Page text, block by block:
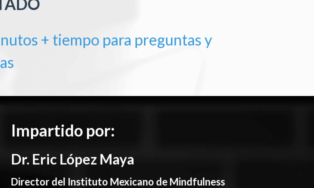
+ tiempo para preguntas y
Impartido por:
Dr. Eric López Maya
Director del Instituto Mexicano de Mindfulness